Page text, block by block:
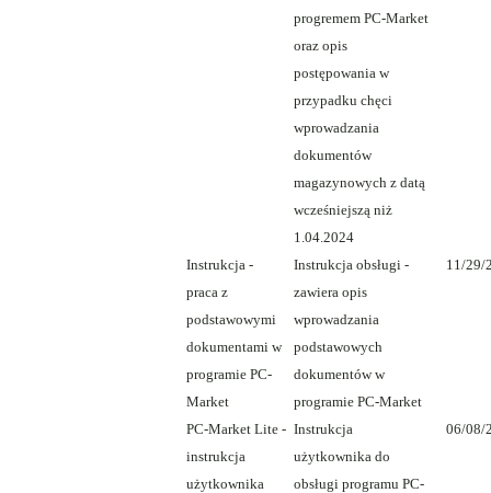
progremem PC-Market
oraz opis
postępowania w
przypadku chęci
wprowadzania
dokumentów
magazynowych z datą
wcześniejszą niż
1.04.2024
Instrukcja -
praca z
podstawowymi
dokumentami w
programie PC-
Market
Instrukcja obsługi -
zawiera opis
wprowadzania
podstawowych
dokumentów w
programie PC-Market
11/29/
PC-Market Lite -
instrukcja
użytkownika
Instrukcja
użytkownika do
obsługi programu PC-
06/08/